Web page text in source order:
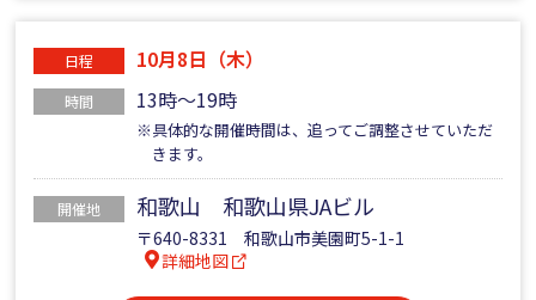
日程 10月8日（木）
時間 13時～19時
※具体的な開催時間は、追ってご調整させていただ
きます。
開催地 和歌山 和歌山県JAビル
〒640-8331 和歌山市美園町5-1-1
詳細地図